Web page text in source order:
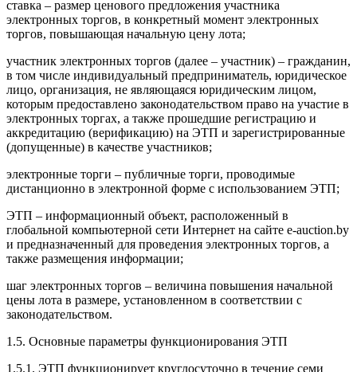
ставка – размер ценового предложения участника
электронных торгов, в конкретный момент электронных
торгов, повышающая начальную цену лота;
участник электронных торгов (далее – участник) – гражданин,
в том числе индивидуальный предприниматель, юридическое
лицо, организация, не являющаяся юридическим лицом,
которым предоставлено законодательством право на участие в
электронных торгах, а также прошедшие регистрацию и
аккредитацию (верификацию) на ЭТП и зарегистрированные
(допущенные) в качестве участников;
электронные торги – публичные торги, проводимые
дистанционно в электронной форме с использованием ЭТП;
ЭТП – информационный объект, расположенный в
глобальной компьютерной сети Интернет на сайте e-auction.by
и предназначенный для проведения электронных торгов, а
также размещения информации;
шаг электронных торгов – величина повышения начальной
цены лота в размере, установленном в соответствии с
законодательством.
1.5. Основные параметры функционирования ЭТП
1.5.1. ЭТП функционирует круглосуточно в течение семи